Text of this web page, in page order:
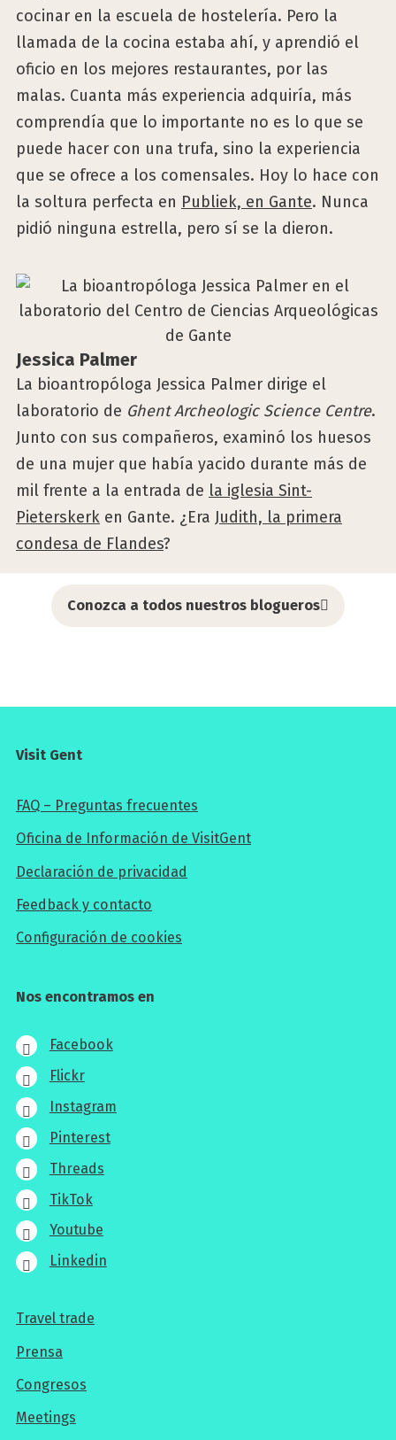
cocinar en la escuela de hostelería. Pero la
llamada de la cocina estaba ahí, y aprendió el
oficio en los mejores restaurantes, por las
malas. Cuanta más experiencia adquiría, más
comprendía que lo importante no es lo que se
puede hacer con una trufa, sino la experiencia
que se ofrece a los comensales. Hoy lo hace con
la soltura perfecta en Publiek, en Gante. Nunca
pidió ninguna estrella, pero sí se la dieron.
Jes­si­ca Pal­mer
La bioantropóloga Jessica Palmer dirige el
laboratorio de Ghent Archeologic Science Centre.
Junto con sus compañeros, examinó los huesos
de una mujer que había yacido durante más de
mil frente a la entrada de la iglesia Sint-
Pieterskerk en Gante. ¿Era Judith, la primera
condesa de Flandes?
Conozca a todos nuestros blogueros
Visit Gent
FAQ – Preguntas frecuentes
Oficina de Información de VisitGent
Declaración de privacidad
Feedback y contacto
Configuración de cookies
Nos encontramos en
Facebook
Flickr
Instagram
Pinterest
Threads
TikTok
Youtube
Linkedin
Para
los
profesionales
Travel trade
Prensa
Congresos
Meetings